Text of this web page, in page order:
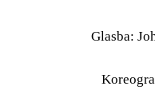
Glasba: